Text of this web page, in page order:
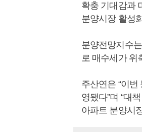
확충 기대감과
분양시장 활성
분양전망지수
로 매수세가 위
주산연은 “이
영됐다”며 “대
아파트 분양시